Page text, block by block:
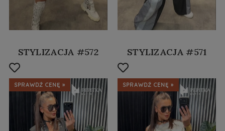
STYLIZACJA #572
SPRAWDŹ CENĘ »
STYLIZACJA #571
SPRAWDŹ CENĘ »